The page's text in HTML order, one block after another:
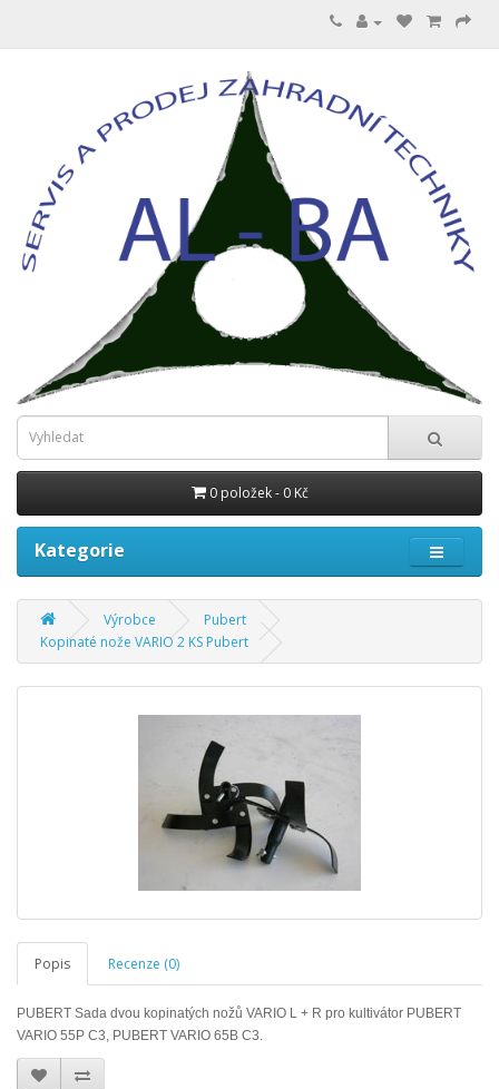
0 položek - 0 Kč
Kategorie
Výrobce
Pubert
Kopinaté nože VARIO 2 KS Pubert
Popis Recenze (0)
PUBERT Sada dvou kopinatých nožů VARIO L + R pro kultivátor PUBERT
VARIO 55P C3, PUBERT VARIO 65B C3.